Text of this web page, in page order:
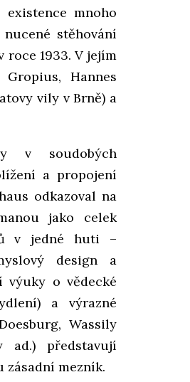
mnoho
stěhování
roce 1933. V jejím
Hannes
vily v Brně) a
v soudobých
a propojení
odkazoval na
jako celek
v jedné huti –
design a
výuky o vědecké
a výrazné
Wassily
ad.) představují
mezník.